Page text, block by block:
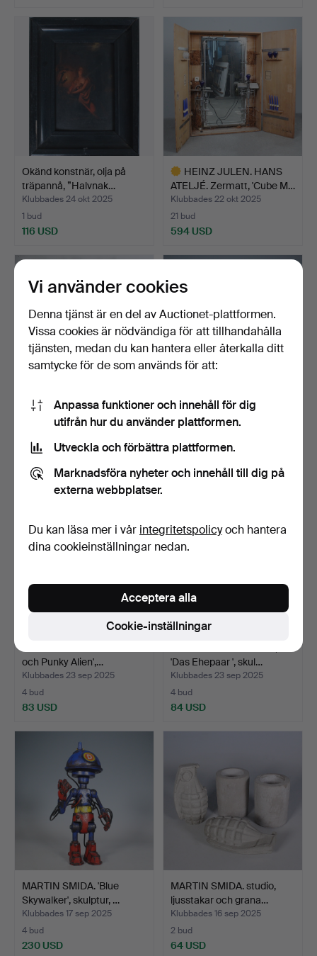
Okänd konstnär, olja på
träpannå, ”Halvnak…
Klubbades 24 okt 2025
1 bud
116 USD
HEINZ JULEN. HANS
ATELJÉ. Zermatt, 'Cube M…
Klubbades 22 okt 2025
21 bud
594 USD
Okänd konstnär,
väggskulptur, ”Die Ballett…
3 bud
116 USD
MARTIN SMIDA. 'Punky,
Devil & Spacewoman',…
1 bud
115 USD
och Punky Alien',…
Klubbades 23 sep 2025
4 bud
83 USD
'Das Ehepaar ', skul…
Klubbades 23 sep 2025
4 bud
84 USD
MARTIN SMIDA. 'Blue
Skywalker', skulptur, …
Klubbades 17 sep 2025
4 bud
230 USD
MARTIN SMIDA. studio,
ljusstakar och grana…
Klubbades 16 sep 2025
2 bud
64 USD
Vi använder cookies
Denna tjänst är en del av Auctionet-plattformen.
Vissa cookies är nödvändiga för att tillhandahålla
tjänsten, medan du kan hantera eller återkalla ditt
samtycke för de som används för att:
Anpassa funktioner och innehåll för dig
utifrån hur du använder plattformen.
Utveckla och förbättra plattformen.
Marknadsföra nyheter och innehåll till dig på
externa webbplatser.
Du kan läsa mer i vår integritetspolicyoch hantera
dina cookieinställningar nedan.
Cookie-inställningar
Acceptera alla